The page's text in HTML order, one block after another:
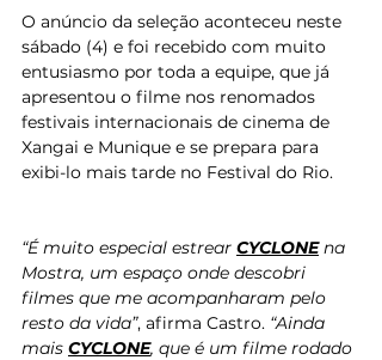
O anúncio da seleção aconteceu neste
sábado (4) e foi recebido com muito
entusiasmo por toda a equipe, que já
apresentou o filme nos renomados
festivais internacionais de cinema de
Xangai e Munique e se prepara para
exibi-lo mais tarde no Festival do Rio.
“É muito especial estrear CYCLONE na
Mostra, um espaço onde descobri
filmes que me acompanharam pelo
resto da vida”, afirma Castro. “Ainda
mais CYCLONE, que é um filme rodado